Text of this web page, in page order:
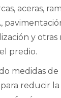
aceras,
y otras
predio.
medidas
reducir